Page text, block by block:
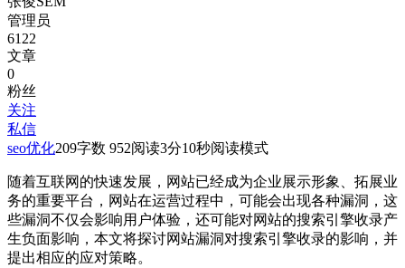
管理员
6122
文章
0
粉丝
关注
私信
seo优化209字数 952阅读3分10秒阅读模式
随着互联网的快速发展，网站已经成为企业展示形象、拓展业
务的重要平台，网站在运营过程中，可能会出现各种漏洞，这
些漏洞不仅会影响用户体验，还可能对网站的搜索引擎收录产
生负面影响，本文将探讨网站漏洞对搜索引擎收录的影响，并
提出相应的应对策略。